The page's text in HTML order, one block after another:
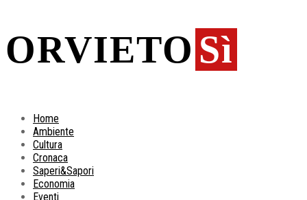
ORVIETO Sì
Home
Ambiente
Cultura
Cronaca
Saperi&Sapori
Economia
Eventi